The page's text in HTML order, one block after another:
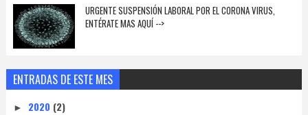
URGENTE SUSPENSIÓN LABORAL POR EL CORONA VIRUS,
ENTÉRATE MAS AQUÍ -->
ENTRADAS DE ESTE MES
► 2020 (2)